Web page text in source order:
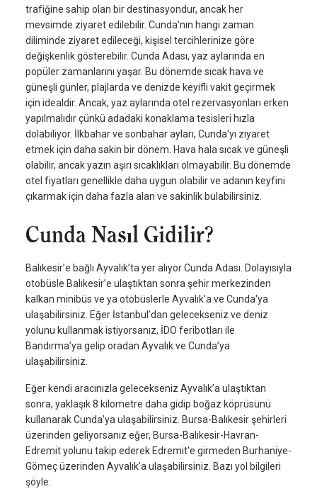
trafiğine sahip olan bir destinasyondur, ancak her
mevsimde ziyaret edilebilir. Cunda'nın hangi zaman
diliminde ziyaret edileceği, kişisel tercihlerinize göre
değişkenlik gösterebilir. Cunda Adası, yaz aylarında en
popüler zamanlarını yaşar. Bu dönemde sıcak hava ve
güneşli günler, plajlarda ve denizde keyifli vakit geçirmek
için idealdir. Ancak, yaz aylarında otel rezervasyonları erken
yapılmalıdır çünkü adadaki konaklama tesisleri hızla
dolabiliyor. İlkbahar ve sonbahar ayları, Cunda'yı ziyaret
etmek için daha sakin bir dönem. Hava hala sıcak ve güneşli
olabilir, ancak yazın aşırı sıcaklıkları olmayabilir. Bu dönemde
otel fiyatları genellikle daha uygun olabilir ve adanın keyfini
çıkarmak için daha fazla alan ve sakinlik bulabilirsiniz.
Cunda Nasıl Gidilir?
Balıkesir’e bağlı Ayvalık’ta yer alıyor Cunda Adası. Dolayısıyla
otobüsle Balıkesir’e ulaştıktan sonra şehir merkezinden
kalkan minibüs ve ya otobüslerle Ayvalık’a ve Cunda'ya
ulaşabilirsiniz. Eğer İstanbul’dan gelecekseniz ve deniz
yolunu kullanmak istiyorsanız, İDO feribotları ile
Bandırma’ya gelip oradan Ayvalık ve Cunda’ya
ulaşabilirsiniz.
Eğer kendi aracınızla gelecekseniz Ayvalık’a ulaştıktan
sonra, yaklaşık 8 kilometre daha gidip boğaz köprüsünü
kullanarak Cunda’ya ulaşabilirsiniz. Bursa-Balıkesir şehirleri
üzerinden geliyorsanız eğer, Bursa-Balıkesir-Havran-
Edremit yolunu takip ederek Edremit'e girmeden Burhaniye-
Gömeç üzerinden Ayvalık'a ulaşabilirsiniz. Bazı yol bilgileri
şöyle: